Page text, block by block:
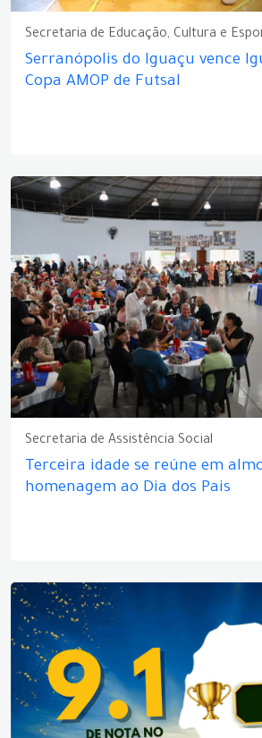
Secretaria de Educação, Cultura e
Serranópolis do Iguaçu vence
Copa AMOP de Futsal
Secretaria de Assistência Social
Terceira idade se reúne em
homenagem ao Dia dos Pais